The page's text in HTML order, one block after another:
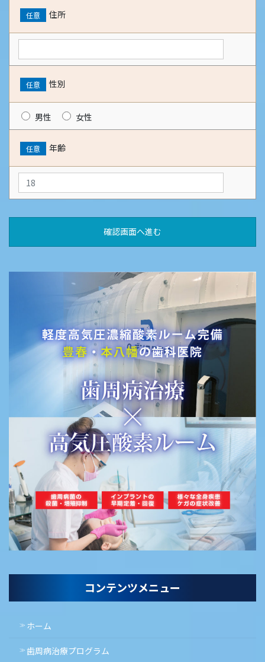
任意 住所
任意 性別
男性 女性
任意 年齢
コンテンツメニュー
ホーム
歯周病治療プログラム